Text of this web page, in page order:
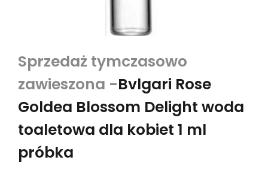
Bvlgari Rose
Goldea Blossom Delight woda
toaletowa dla kobiet 1 ml
próbka